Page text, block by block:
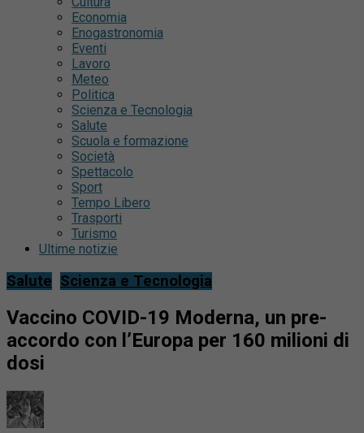
Economia
Enogastronomia
Eventi
Lavoro
Meteo
Politica
Scienza e Tecnologia
Salute
Scuola e formazione
Società
Spettacolo
Sport
Tempo Libero
Trasporti
Turismo
Ultime notizie
Salute Scienza e Tecnologia
Vaccino COVID-19 Moderna, un pre-
accordo con l’Europa per 160 milioni di
dosi